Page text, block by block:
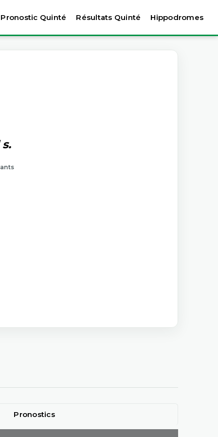
Pronostic Quinté Résultats Quinté Hippodromes
Pronostics